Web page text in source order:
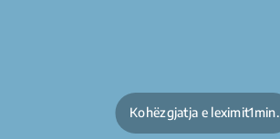
Kohëzgjatja e leximit1min.